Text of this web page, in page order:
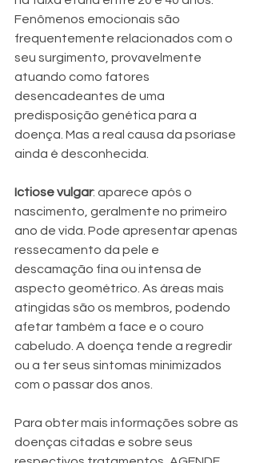
Fenômenos emocionais são
frequentemente relacionados com o
seu surgimento, provavelmente
atuando como fatores
desencadeantes de uma
predisposição genética para a
doença. Mas a real causa da psoríase
ainda é desconhecida.
Ictiose vulgar: aparece após o
nascimento, geralmente no primeiro
ano de vida. Pode apresentar apenas
ressecamento da pele e
descamação fina ou intensa de
aspecto geométrico. As áreas mais
atingidas são os membros, podendo
afetar também a face e o couro
cabeludo. A doença tende a regredir
ou a ter seus sintomas minimizados
com o passar dos anos.
Para obter mais informações sobre as
doenças citadas e sobre seus